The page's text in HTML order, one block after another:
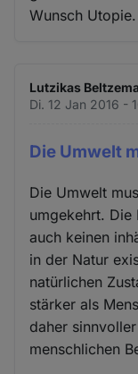
Wunsch
Lutzikas
Di. 12 Jan 2016 -
Die Umwelt
Die Umwelt
umgekehrt. Die
auch keinen
in der Natur
natürlichen
stärker als
daher
menschlichen